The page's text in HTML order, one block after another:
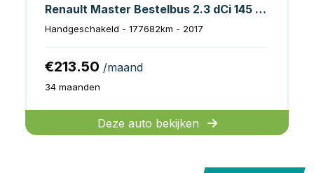
Renault Master Bestelbus 2.3 dCi 145 pk L2H2 EXPORT 270Gr.Deuren/ Gev.Stoel/ Airco/ Navi/ Cruise/ PDC/ Sidebars
Handgeschakeld - 177682km - 2017
€213.50 /maand
34 maanden
Deze auto bekijken